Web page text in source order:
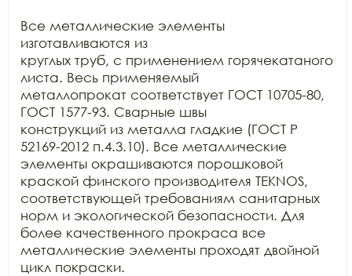
Все металлические элементы
изготавливаются из
круглых труб, с применением горячекатаного
листа. Весь применяемый
металлопрокат соответствует ГОСТ 10705-80,
ГОСТ 1577-93. Сварные швы
конструкций из металла гладкие (ГОСТ Р
52169-2012 п.4.3.10). Все металлические
элементы окрашиваются порошковой
краской финского производителя TEKNOS,
соответствующей требованиям санитарных
норм и экологической безопасности. Для
более качественного прокраса все
металлические элементы проходят двойной
цикл покраски.